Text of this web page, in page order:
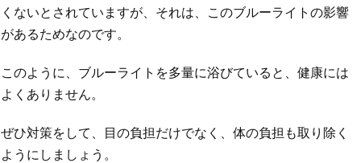
くないとされていますが、それは、このブルーライトの影響
があるためなのです。
このように、ブルーライトを多量に浴びていると、健康には
よくありません。
ぜひ対策をして、目の負担だけでなく、体の負担も取り除く
ようにしましょう。